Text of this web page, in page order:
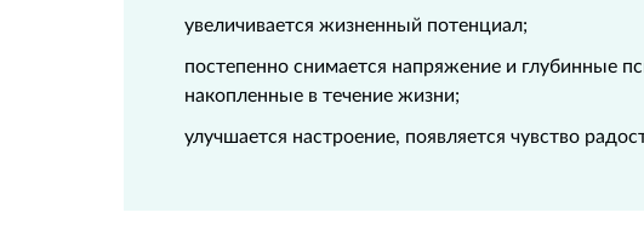
увеличивается жизненный потенциал;
постепенно снимается напряжение и глубинные
накопленные в течение жизни;
улучшается настроение, появляется чувство